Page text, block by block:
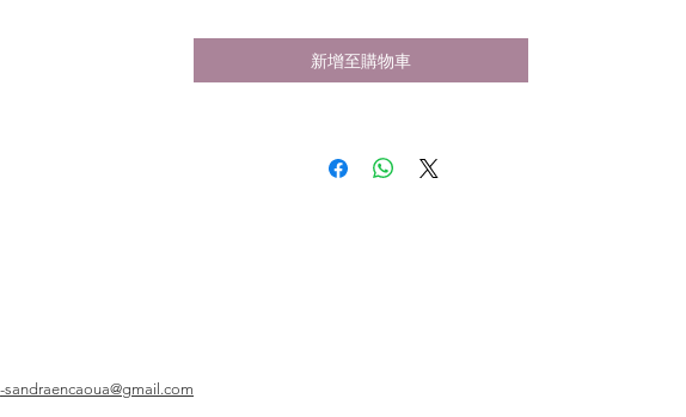
新增至購物車
-sandraencaoua@gmail.com